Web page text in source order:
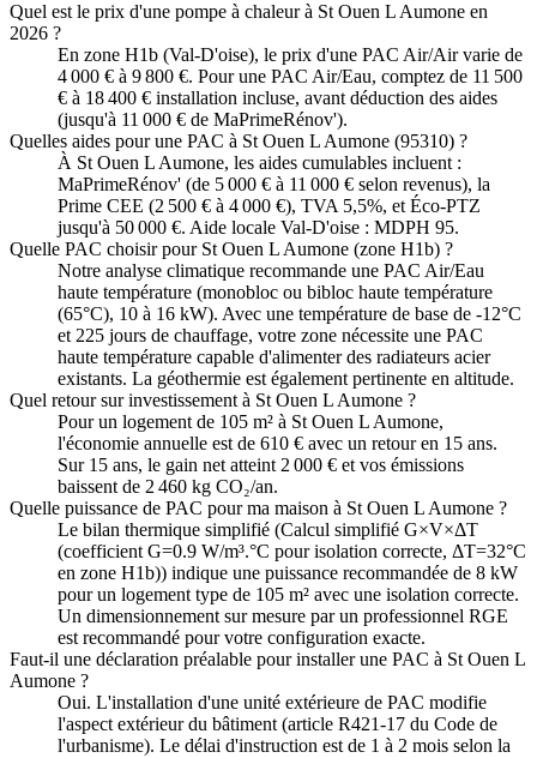
Quel est le prix d'une pompe à chaleur à St Ouen L Aumone en
2026 ?
En zone H1b (Val-D'oise), le prix d'une PAC Air/Air varie de
4 000 € à 9 800 €. Pour une PAC Air/Eau, comptez de 11 500
€ à 18 400 € installation incluse, avant déduction des aides
(jusqu'à 11 000 € de MaPrimeRénov').
Quelles aides pour une PAC à St Ouen L Aumone (95310) ?
À St Ouen L Aumone, les aides cumulables incluent :
MaPrimeRénov' (de 5 000 € à 11 000 € selon revenus), la
Prime CEE (2 500 € à 4 000 €), TVA 5,5%, et Éco-PTZ
jusqu'à 50 000 €. Aide locale Val-D'oise : MDPH 95.
Quelle PAC choisir pour St Ouen L Aumone (zone H1b) ?
Notre analyse climatique recommande une PAC Air/Eau
haute température (monobloc ou bibloc haute température
(65°C), 10 à 16 kW). Avec une température de base de -12°C
et 225 jours de chauffage, votre zone nécessite une PAC
haute température capable d'alimenter des radiateurs acier
existants. La géothermie est également pertinente en altitude.
Quel retour sur investissement à St Ouen L Aumone ?
Pour un logement de 105 m² à St Ouen L Aumone,
l'économie annuelle est de 610 € avec un retour en 15 ans.
Sur 15 ans, le gain net atteint 2 000 € et vos émissions
baissent de 2 460 kg CO₂/an.
Quelle puissance de PAC pour ma maison à St Ouen L Aumone ?
Le bilan thermique simplifié (Calcul simplifié G×V×ΔT
(coefficient G=0.9 W/m³.°C pour isolation correcte, ΔT=32°C
en zone H1b)) indique une puissance recommandée de 8 kW
pour un logement type de 105 m² avec une isolation correcte.
Un dimensionnement sur mesure par un professionnel RGE
est recommandé pour votre configuration exacte.
Faut-il une déclaration préalable pour installer une PAC à St Ouen L
Aumone ?
Oui. L'installation d'une unité extérieure de PAC modifie
l'aspect extérieur du bâtiment (article R421-17 du Code de
l'urbanisme). Le délai d'instruction est de 1 à 2 mois selon la